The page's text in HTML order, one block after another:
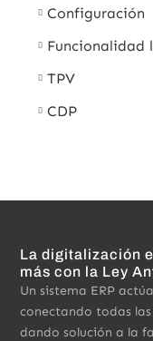
Configuración
Funcionalidad
TPV
CDP
La digitalización
más con la Ley
Un sistema ERP
conectando todas
dando solución a la